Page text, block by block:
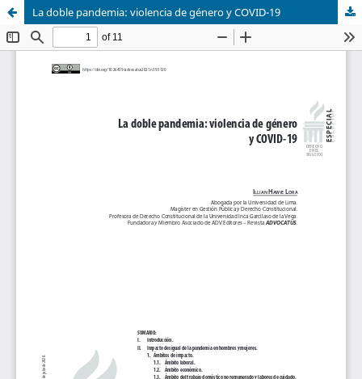
La doble pandemia: violencia de género y COVID-19